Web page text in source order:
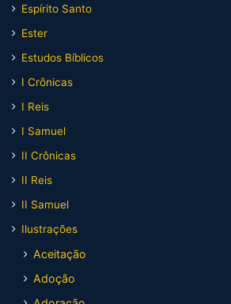
Espírito Santo
Ester
Estudos Bíblicos
I Crônicas
I Reis
I Samuel
II Crônicas
II Reis
II Samuel
Ilustrações
Aceitação
Adoção